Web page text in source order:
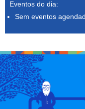
Eventos do dia:
Sem eventos